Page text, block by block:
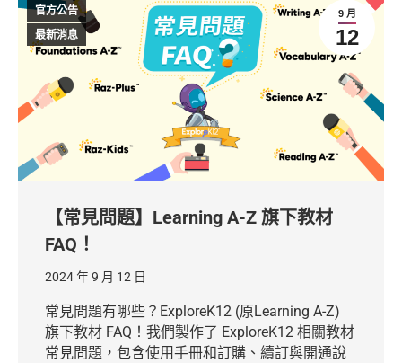
9 月
12
官方公告
最新消息
【常見問題】Learning A-Z 旗下教材
FAQ！
2024 年 9 月 12 日
常見問題有哪些？ExploreK12 (原Learning A-Z)
旗下教材 FAQ！我們製作了 ExploreK12 相關教材
常見問題，包含使用手冊和訂購、續訂與開通說